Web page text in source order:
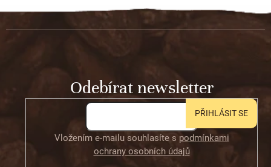
Z
Odebírat newsletter
Vložením e-mailu souhlasíte s podmínkami
ochrany osobních údajů
PŘIHLÁSIT SE